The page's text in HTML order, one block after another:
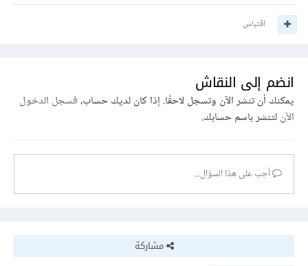
اقتباس
انضم إلى النقاش
يمكنك أن تنشر الآن وتسجل لاحقًا. إذا كان لديك حساب،فسجل الدخول
الآنلتنشر باسم حسابك.
أجب على هذا السؤال...
مشاركة